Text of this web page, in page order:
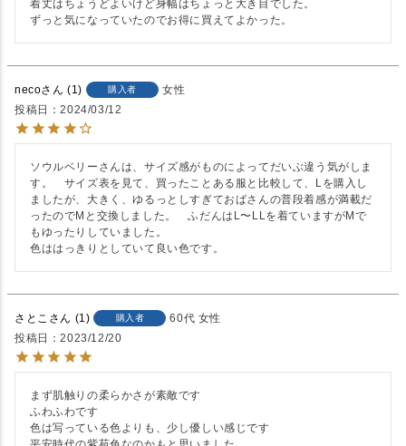
着丈はちょうどよいけど身幅はちょっと大き目でした。
ずっと気になっていたのでお得に買えてよかった。
neco 1 購入者
女性
投稿日
2024/03/12
ソウルベリーさんは、サイズ感がものによってだいぶ違う気がしま
す。　サイズ表を見て、買ったことある服と比較して、Lを購入し
ましたが、大きく、ゆるっとしすぎておばさんの普段着感が満載だ
ったのでMと交換しました。　ふだんはL〜LLを着ていますがMで
もゆったりしていました。
色ははっきりとしていて良い色です。
さとこ 1 購入者 60代 女性
投稿日
2023/12/20
まず肌触りの柔らかさが素敵です
ふわふわです
色は写っている色よりも、少し優しい感じです